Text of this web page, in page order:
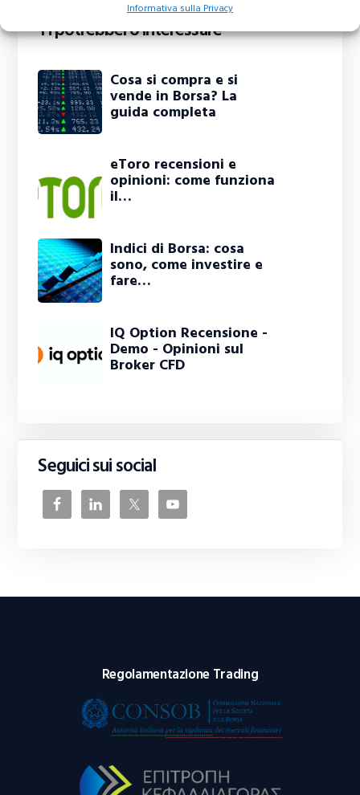
Informativa sulla Privacy
Ti potrebbero interessare
Cosa si compra e si
vende in Borsa? La
guida completa
eToro recensioni e
opinioni: come funziona
il…
Indici di Borsa: cosa
sono, come investire e
fare…
IQ Option Recensione -
Demo - Opinioni sul
Broker CFD
Seguici sui social
Regolamentazione Trading